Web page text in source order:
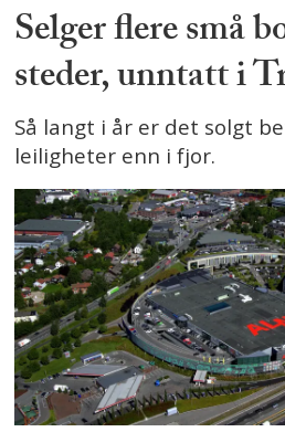
Selger flere små
steder, unntatt i
Så langt i år er det solgt
leiligheter enn i fjor.